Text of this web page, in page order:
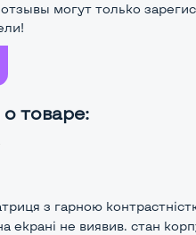
могут только
товаре:
з гарною
екрані не виявив. стан